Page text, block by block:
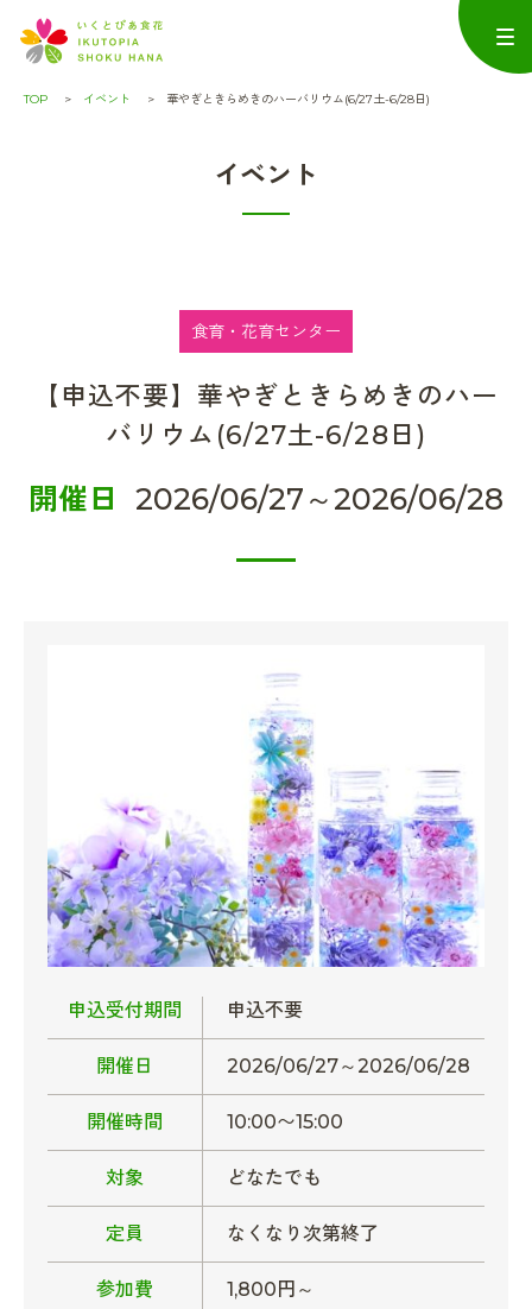
TOP イベント 華やぎときらめきのハーバリウム(6/27土-6/28日)
イベント
食育・花育センター
【申込不要】華やぎときらめきのハー
バリウム(6/27土-6/28日)
開催日 2026/06/27～2026/06/28
申込受付期間 申込不要
開催日 2026/06/27～2026/06/28
開催時間 10:00〜15:00
対象 どなたでも
定員 なくなり次第終了
参加費 1,800円～